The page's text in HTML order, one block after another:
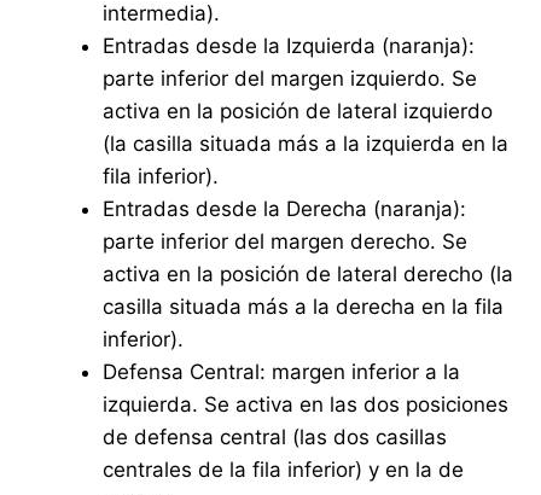
intermedia).
Entradas desde la Izquierda (naranja):
parte inferior del margen izquierdo. Se
activa en la posición de lateral izquierdo
(la casilla situada más a la izquierda en la
fila inferior).
Entradas desde la Derecha (naranja):
parte inferior del margen derecho. Se
activa en la posición de lateral derecho (la
casilla situada más a la derecha en la fila
inferior).
Defensa Central: margen inferior a la
izquierda. Se activa en las dos posiciones
de defensa central (las dos casillas
centrales de la fila inferior) y en la de